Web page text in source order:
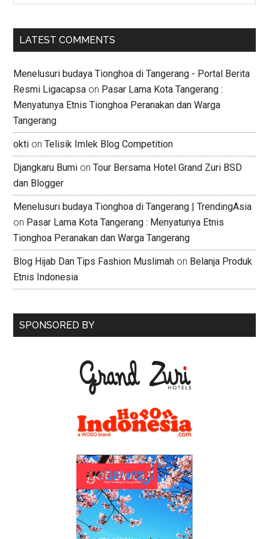
LATEST COMMENTS
Menelusuri budaya Tionghoa di Tangerang - Portal Berita
Resmi Ligacapsa on Pasar Lama Kota Tangerang :
Menyatunya Etnis Tionghoa Peranakan dan Warga
Tangerang
okti onTelisik Imlek Blog Competition
Djangkaru Bumi onTour Bersama Hotel Grand Zuri BSD
dan Blogger
Menelusuri budaya Tionghoa di Tangerang | TrendingAsia
on Pasar Lama Kota Tangerang : Menyatunya Etnis
Tionghoa Peranakan dan Warga Tangerang
Blog Hijab Dan Tips Fashion Muslimah on Belanja Produk
Etnis Indonesia
SPONSORED BY